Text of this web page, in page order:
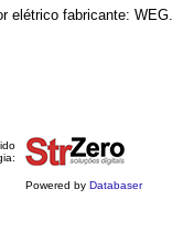
elétrico fabricante: WEG.
Powered by Databaser